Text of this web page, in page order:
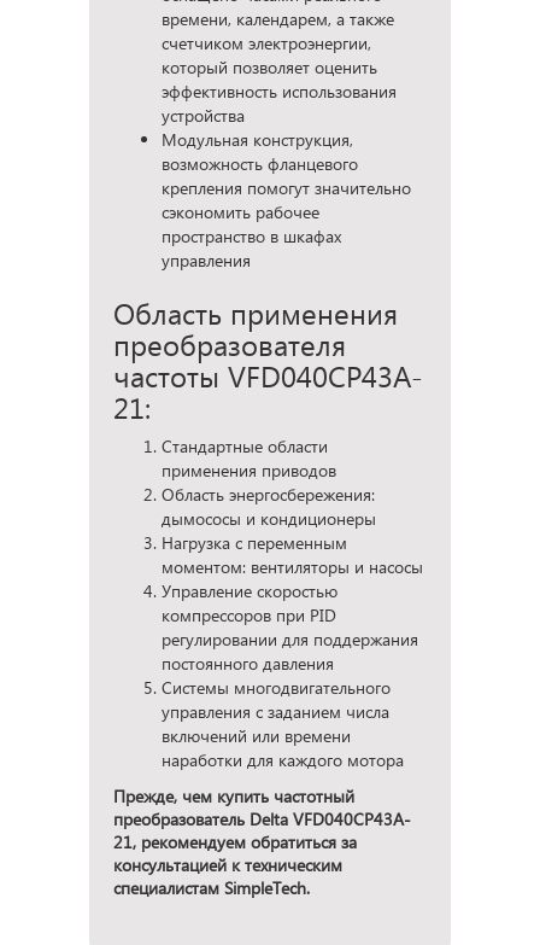
времени, календарем, а также
счетчиком электроэнергии,
который позволяет оценить
эффективность использования
устройства
Модульная конструкция,
возможность фланцевого
крепления помогут значительно
сэкономить рабочее
пространство в шкафах
управления
Область применения
преобразователя
частоты VFD040CP43A-
21:
Стандартные области
применения приводов
Область энергосбережения:
дымососы и кондиционеры
Нагрузка с переменным
моментом: вентиляторы и насосы
Управление скоростью
компрессоров при PID
регулировании для поддержания
постоянного давления
Системы многодвигательного
управления с заданием числа
включений или времени
наработки для каждого мотора
Прежде, чем купить частотный
преобразователь Delta VFD040CP43A-
21, рекомендуем обратиться за
консультацией к техническим
специалистам SimpleTech.